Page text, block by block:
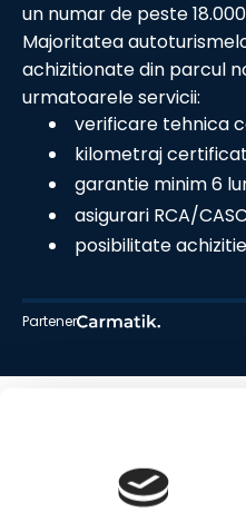
un numar de peste
Majoritatea
achizitionate din parcul
urmatoarele servicii:
verificare tehnica
kilometraj certificat
garantie minim 6
asigurari RCA/
posibilitate
Partener